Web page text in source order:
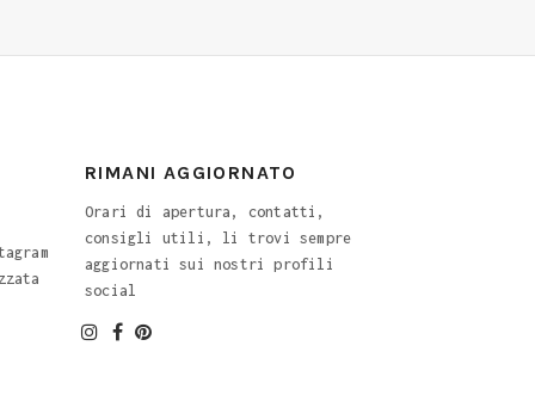
RIMANI AGGIORNATO
Orari di apertura, contatti,
consigli utili, li trovi sempre
aggiornati sui nostri profili
social